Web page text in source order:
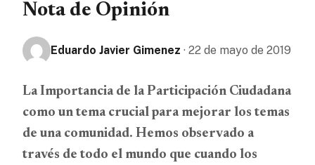
Nota de Opinión
Eduardo Javier Gimenez · 22 de mayo de 2019
La Importancia de la Participación Ciudadana
como un tema crucial para mejorar los temas
de una comunidad. Hemos observado a
través de todo el mundo que cuando los